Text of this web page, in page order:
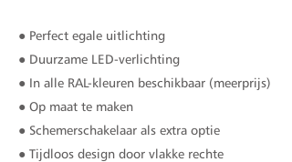
● Perfect egale uitlichting
● Duurzame LED-verlichting
● In alle RAL-kleuren beschikbaar (meerprijs)
● Op maat te maken
● Schemerschakelaar als extra optie
● Tijdloos design door vlakke rechte